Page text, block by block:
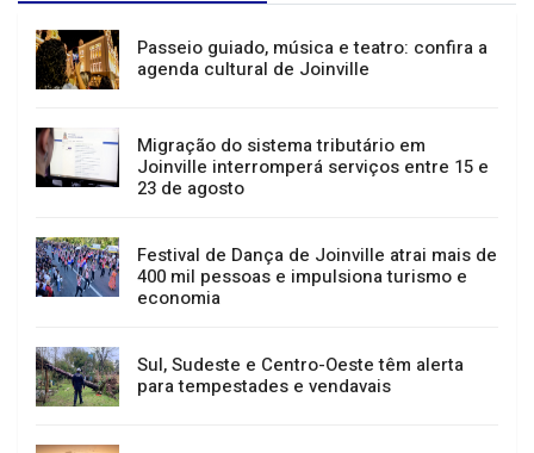
GERAL NOTÍCIAS
Passeio guiado, música e teatro: confira a
agenda cultural de Joinville
Migração do sistema tributário em
Joinville interromperá serviços entre 15 e
23 de agosto
Festival de Dança de Joinville atrai mais de
400 mil pessoas e impulsiona turismo e
economia